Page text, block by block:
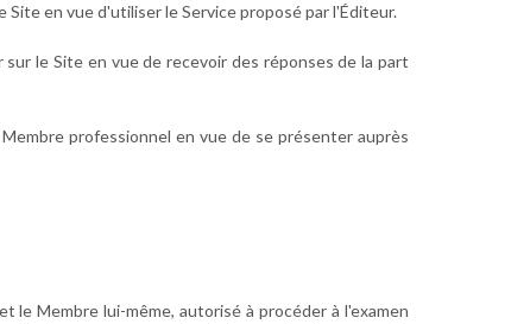
Site en vue d'utiliser le Service proposé par l'Éditeur.
le Site en vue de recevoir des réponses de la part
professionnel en vue de se présenter auprès
le Membre lui-même, autorisé à procéder à l'examen